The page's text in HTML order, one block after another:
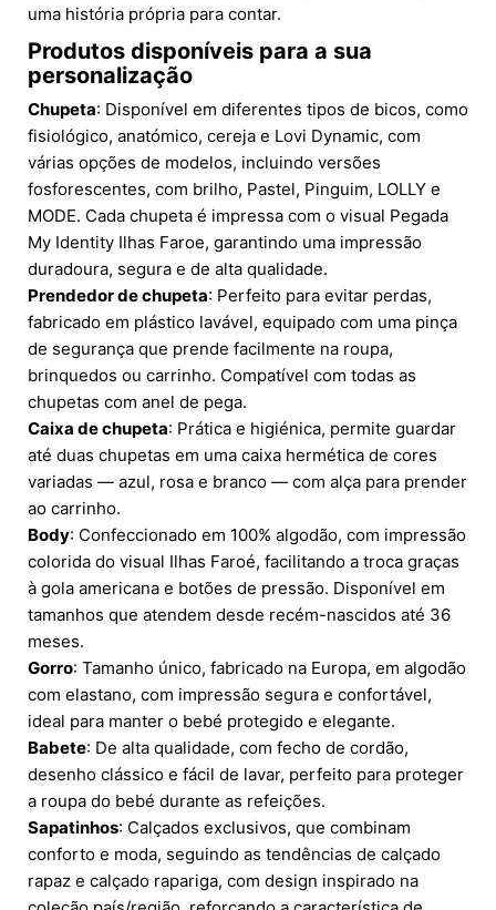
uma história própria para contar.
Produtos disponíveis para a sua
personalização
Chupeta: Disponível em diferentes tipos de bicos, como
fisiológico, anatómico, cereja e Lovi Dynamic, com
várias opções de modelos, incluindo versões
fosforescentes, com brilho, Pastel, Pinguim, LOLLY e
MODE. Cada chupeta é impressa com o visual Pegada
My Identity Ilhas Faroe, garantindo uma impressão
duradoura, segura e de alta qualidade.
Prendedor de chupeta: Perfeito para evitar perdas,
fabricado em plástico lavável, equipado com uma pinça
de segurança que prende facilmente na roupa,
brinquedos ou carrinho. Compatível com todas as
chupetas com anel de pega.
Caixa de chupeta: Prática e higiénica, permite guardar
até duas chupetas em uma caixa hermética de cores
variadas — azul, rosa e branco — com alça para prender
ao carrinho.
Body: Confeccionado em 100% algodão, com impressão
colorida do visual Ilhas Faroé, facilitando a troca graças
à gola americana e botões de pressão. Disponível em
tamanhos que atendem desde recém-nascidos até 36
meses.
Gorro: Tamanho único, fabricado na Europa, em algodão
com elastano, com impressão segura e confortável,
ideal para manter o bebé protegido e elegante.
Babete: De alta qualidade, com fecho de cordão,
desenho clássico e fácil de lavar, perfeito para proteger
a roupa do bebé durante as refeições.
Sapatinhos: Calçados exclusivos, que combinam
conforto e moda, seguindo as tendências de calçado
rapaz e calçado rapariga, com design inspirado na